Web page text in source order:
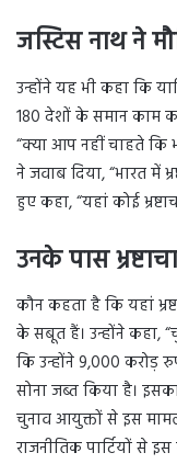
जस्टिस नाथ ने
उन्होंने यह भी कहा कि
180 देशों के समान काम
“क्या आप नहीं चाहते कि
ने जवाब दिया, “भारत में
हुए कहा, “यहां कोई
उनके पास
कौन कहता है कि यहां
के सबूत हैं। उन्होंने कहा,
कि उन्होंने 9,000
सोना जब्त किया है।
चुनाव आयुक्तों से इस
राजनीतिक पार्टियों से